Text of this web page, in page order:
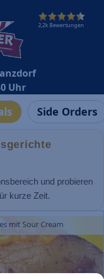
2,2k Bewertungen
Uhr
Side Orders
und probieren
kurze Zeit.
mit Sour Cream